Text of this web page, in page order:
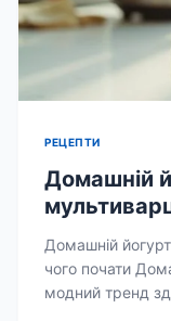
РЕЦЕПТИ
Домашній
Домашній
чого почати
модний тренд